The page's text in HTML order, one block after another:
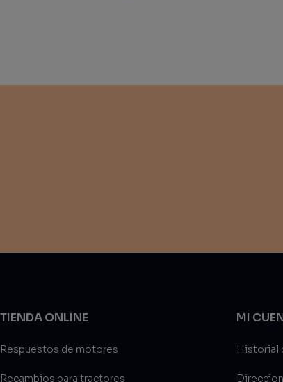
TIENDA ONLINE
Respuestos de motores
Recambios para tractores
MI
Historial